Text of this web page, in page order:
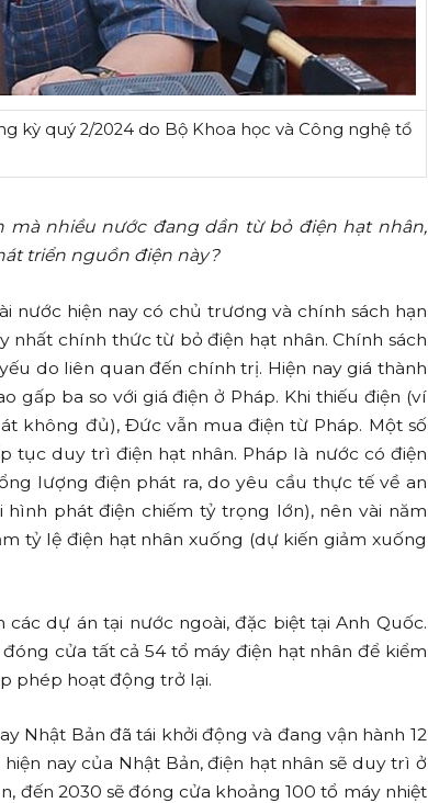
kỳ quý 2/2024 do Bộ Khoa học và Công nghệ tổ
nhiều nước đang dần từ bỏ điện hạt nhân,
triển nguồn điện này?
nước hiện nay có chủ trương và chính sách hạn
nhất chính thức từ bỏ điện hạt nhân. Chính sách
do liên quan đến chính trị. Hiện nay giá thành
gấp ba so với giá điện ở Pháp. Khi thiếu điện (ví
không đủ), Đức vẫn mua điện từ Pháp. Một số
tục duy trì điện hạt nhân. Pháp là nước có điện
lượng điện phát ra, do yêu cầu thực tế về an
phát điện chiếm tỷ trọng lớn), nên vài năm
tỷ lệ điện hạt nhân xuống (dự kiến giảm xuống
dự án tại nước ngoài, đặc biệt tại Anh Quốc.
cửa tất cả 54 tổ máy điện hạt nhân để kiểm
phép hoạt động trở lại.
Nhật Bản đã tái khởi động và đang vận hành 12
nay của Nhật Bản, điện hạt nhân sẽ duy trì ở
đến 2030 sẽ đóng cửa khoảng 100 tổ máy nhiệt